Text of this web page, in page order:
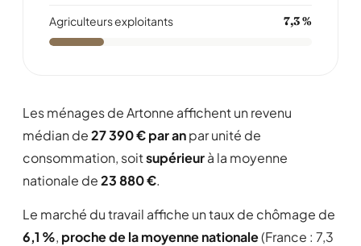
Agriculteurs exploitants 7,3 %
Les ménages de Artonne affichent un revenu
médian de27 390 € par anpar unité de
consommation, soitsupérieurà la moyenne
nationale de23 880 €.
Le marché du travail affiche un taux de chômage de
6,1 %, proche de la moyenne nationale(France : 7,3